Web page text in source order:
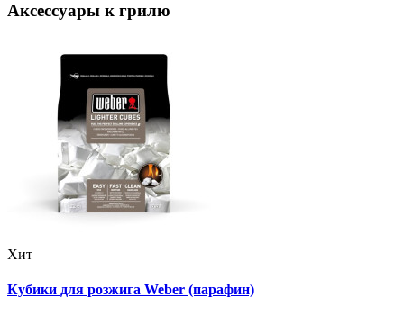
Аксессуары к грилю
Хит
Кубики для розжига Weber (парафин)